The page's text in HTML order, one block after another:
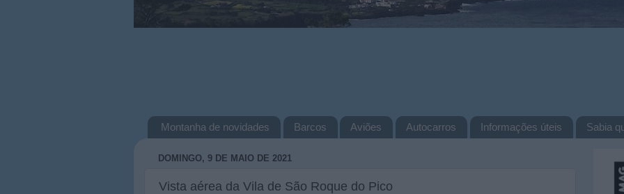
Montanha de novidades Barcos Aviões Autocarros Informações úteis Sabia
DOMINGO, 9 DE MAIO DE 2021
Vista aérea da Vila de São Roque do Pico